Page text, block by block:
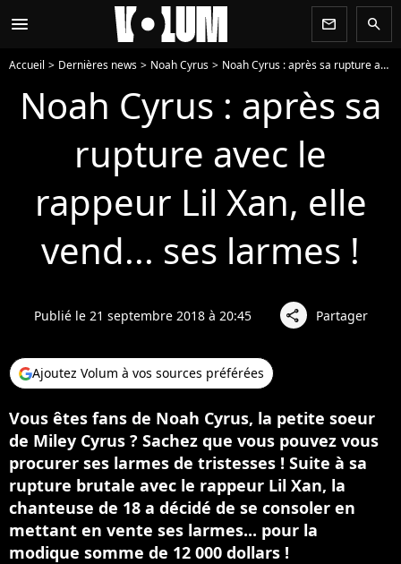
menu newsletter search
Accueil Dernières news Noah Cyrus Noah Cyrus : après sa rupture avec le rappeur Lil Xan, elle vend... ses larmes !
Noah Cyrus : après sa
rupture avec le
rappeur Lil Xan, elle
vend... ses larmes !
Publié le 21 septembre 2018 à 20:45 share Partager
Ajoutez Volum à vos sources préférées
Vous êtes fans de Noah Cyrus, la petite soeur
de Miley Cyrus ? Sachez que vous pouvez vous
procurer ses larmes de tristesses ! Suite à sa
rupture brutale avec le rappeur Lil Xan, la
chanteuse de 18 a décidé de se consoler en
mettant en vente ses larmes... pour la
modique somme de 12 000 dollars !